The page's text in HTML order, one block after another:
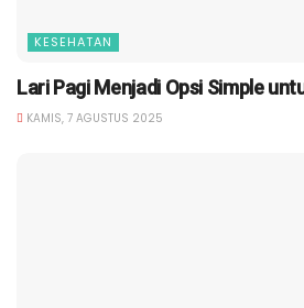
KESEHATAN
Lari Pagi Menjadi Opsi Simple
KAMIS, 7 AGUSTUS 2025